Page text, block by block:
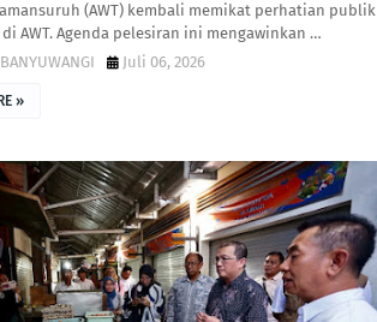
(AWT) kembali memikat perhatian publik
AWT. Agenda pelesiran ini mengawinkan …
Juli 06, 2026
»